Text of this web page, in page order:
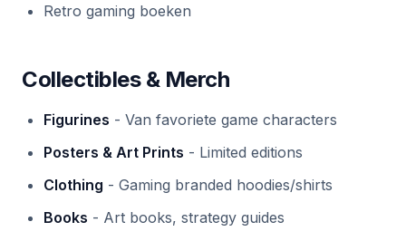
Retro gaming boeken
Collectibles & Merch
Figurines - Van favoriete game characters
Posters & Art Prints - Limited editions
Clothing - Gaming branded hoodies/shirts
Books - Art books, strategy guides